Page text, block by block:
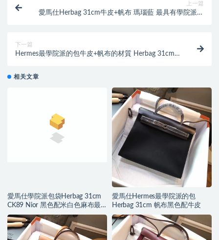
上一篇
愛馬仕Herbag 31cm牛皮+帆布 瑪瑙藍 最具有學院派的
下一篇
Hermes最學院派的包牛皮+帆布的材質 Herbag 31cm
相关文章
愛馬仕學院派包袋Herbag 31cm
CK89 Nior 黑色配米白色麻布最
新搭配
愛馬仕Hermes最學院派的包
Herbag 31cm 帆布黑色配牛皮